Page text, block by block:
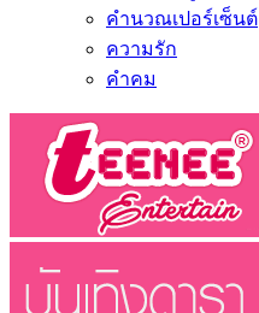
คำนวณเปอร์เซ็นต์
ความรัก
คำคม